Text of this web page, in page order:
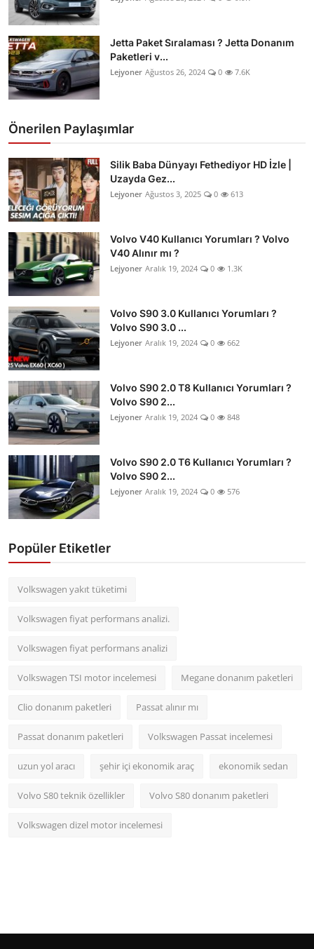
Jetta Paket Sıralaması ? Jetta Donanım
Paketleri v...
Lejyoner Ağustos 26, 2024 0 7.6K
Önerilen Paylaşımlar
Silik Baba Dünyayı Fethediyor HD İzle |
Uzayda Gez...
Lejyoner Ağustos 3, 2025 0 613
Volvo V40 Kullanıcı Yorumları ? Volvo
V40 Alınır mı ?
Lejyoner Aralık 19, 2024 0 1.3K
Volvo S90 3.0 Kullanıcı Yorumları ?
Volvo S90 3.0 ...
Lejyoner Aralık 19, 2024 0 662
Volvo S90 2.0 T8 Kullanıcı Yorumları ?
Volvo S90 2...
Lejyoner Aralık 19, 2024 0 848
Volvo S90 2.0 T6 Kullanıcı Yorumları ?
Volvo S90 2...
Lejyoner Aralık 19, 2024 0 576
Popüler Etiketler
Volkswagen yakıt tüketimi
Volkswagen fiyat performans analizi.
Volkswagen fiyat performans analizi
Volkswagen TSI motor incelemesi Megane donanım paketleri
Clio donanım paketleri Passat alınır mı
Passat donanım paketleri Volkswagen Passat incelemesi
uzun yol aracı şehir içi ekonomik araç ekonomik sedan
Volvo S80 teknik özellikler Volvo S80 donanım paketleri
Volkswagen dizel motor incelemesi